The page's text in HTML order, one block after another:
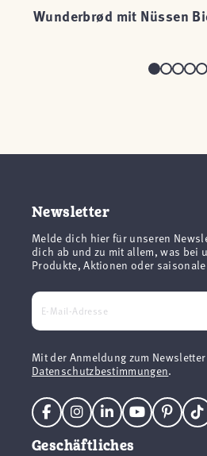
Wunderbrød mit Nüssen
Newsletter
Melde dich hier für unseren
dich ab und zu mit allem, was bei
Produkte, Aktionen oder
Mit der Anmeldung zum
Datenschutzbestimmungen.
Geschäftliches